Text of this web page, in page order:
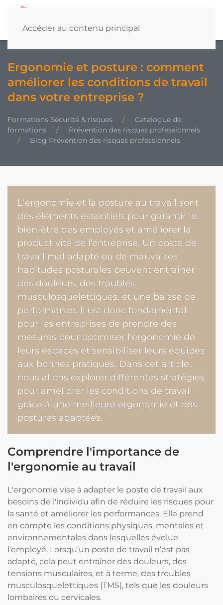
Accéder au contenu principal
Ergonomie et posture : comment
améliorer les conditions de travail
dans votre entreprise ?
Formations Sécurité & risques
Catalogue de
formations
Prévention des risques professionnels
Blog Prévention des risques professionnels
L'ergonomie et la posture au travail sont
des éléments essentiels pour garantir le
bien-être des employés et améliorer la
productivité de l’entreprise. Un poste de
travail mal adapté ou de mauvaises
habitudes posturales peuvent entraîner
des douleurs, des troubles
musculosquelettiques, et une baisse de
performance. Il est donc fondamental
pour les entreprises de prendre des
mesures pour optimiser l'ergonomie de
leurs espaces et sensibiliser leurs équipes
aux bonnes pratiques. Dans cet article,
nous allons explorer différentes stratégies
pour améliorer les conditions de travail
grâce à une meilleure ergonomie et des
postures adaptées.
Comprendre l'importance de
l'ergonomie au travail
L'ergonomie vise à adapter le poste de travail aux
besoins de l'individu afin de réduire les risques pour
la santé et améliorer les performances. Elle prend
en compte les conditions physiques, mentales et
environnementales dans lesquelles évolue
l'employé. Lorsqu’un poste de travail n’est pas
adapté, cela peut entraîner des douleurs, des
tensions musculaires, et à terme, des troubles
musculosquelettiques (TMS), tels que les douleurs
lombaires ou cervicales.